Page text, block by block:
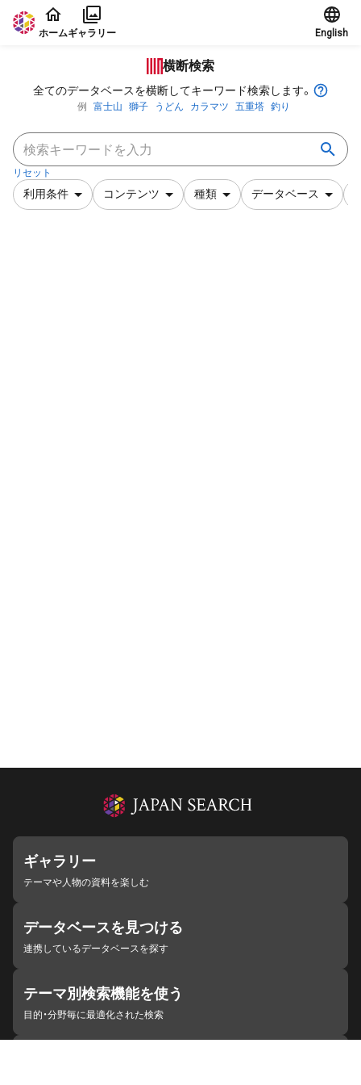
本文に飛ぶ
ホームギャラリー English
横断検索
全てのデータベースを横断してキーワード検索します。
例 富士山 獅子 うどん カラマツ 五重塔 釣り
リセット
利用条件 コンテンツ 種類 データベース
ギャラリー
テーマや人物の資料を楽しむ
データベースを見つける
連携しているデータベースを探す
テーマ別検索機能を使う
目的・分野毎に最適化された検索